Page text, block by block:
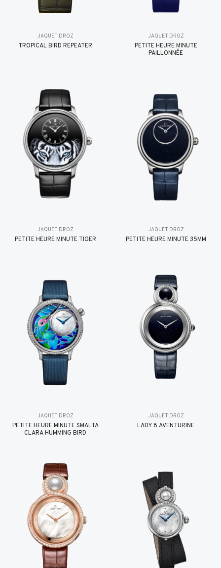
JAQUET DROZ
TROPICAL BIRD REPEATER
JAQUET DROZ
PETITE HEURE MINUTE
PAILLONNÉE
JAQUET DROZ
PETITE HEURE MINUTE TIGER
JAQUET DROZ
PETITE HEURE MINUTE 35MM
JAQUET DROZ
PETITE HEURE MINUTE SMALTA
CLARA HUMMING BIRD
JAQUET DROZ
LADY 8 AVENTURINE